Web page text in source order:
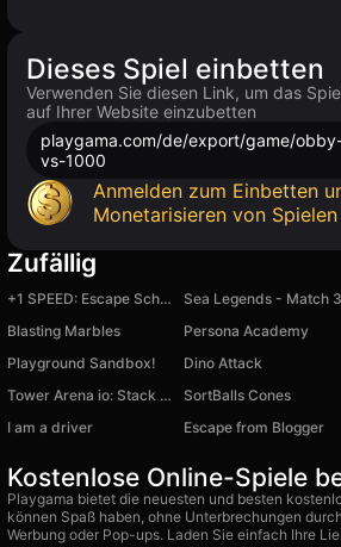
Dieses Spiel einbetten
Verwenden Sie diesen Link, um das
auf Ihrer Website einzubetten
playgama.com/de/export/game/
vs-1000
Anmelden zum Einbetten
Monetarisieren von Spielen
Zufällig
+1 SPEED: Escape School Sea Legends - Match 3
Blasting Marbles
Persona Academy
Playground Sandbox!
Dino Attack
Tower Arena io: Stack & Build
SortBalls Cones
I am a driver
Escape from Blogger
Kostenlose Online-Spiele
Playgama bietet die neuesten und besten
können Spaß haben, ohne Unterbrechungen
Werbung oder Pop-ups. Laden Sie einfach Ihre